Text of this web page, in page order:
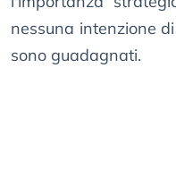
nessuna intenzione
sono guadagnati.